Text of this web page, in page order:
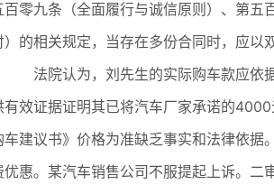
百零九条（全面履行与诚信原则）、第
）的相关规定，当存在多份合同时，应
法院认为，刘先生的实际购车款应依
有效证据证明其已将汽车厂家承诺的
车建议书》价格为准缺乏事实和法律依
优惠。某汽车销售公司不服提起上诉。二